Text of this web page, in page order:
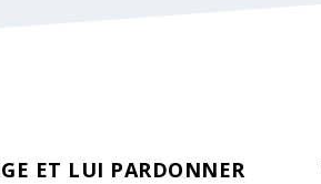
ET LUI PARDONNER